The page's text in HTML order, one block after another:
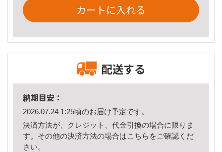
カートに入れる
配送する
納期目安：
2026.07.24 1:25頃のお届け予定です。
決済方法が、クレジット、代金引換の場合に限りま
す。その他の決済方法の場合はこちら をご確認くだ
さい。